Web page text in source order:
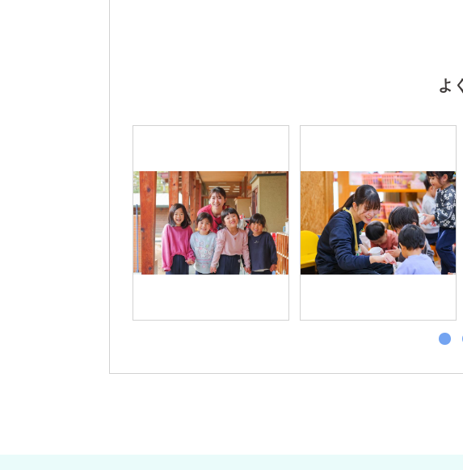
よ